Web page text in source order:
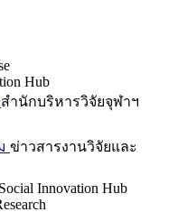
Hub
สำนักบริหารวิจัยจุฬาฯ
ข่าวสารงานวิจัยและ
Innovation Hub